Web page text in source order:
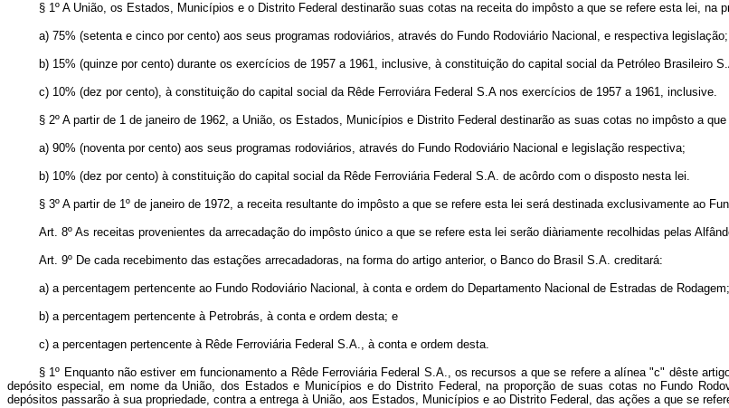
§ 1º A União, os Estados, Municípios e o Distrito Federal destinarão suas cotas na receita do impôsto a que se refere esta lei, na
a) 75% (setenta e cinco por cento) aos seus programas rodoviários, através do Fundo Rodoviário Nacional, e respectiva legislação;
b) 15% (quinze por cento) durante os exercícios de 1957 a 1961, inclusive, à constituição do capital social da Petróleo Brasileiro
c) 10% (dez por cento), à constituição do capital social da Rêde Ferroviára Federal S.A nos exercícios de 1957 a 1961, inclusive.
§ 2º A partir de 1 de janeiro de 1962, a União, os Estados, Municípios e Distrito Federal destinarão as suas cotas no impôsto a
a) 90% (noventa por cento) aos seus programas rodoviários, através do Fundo Rodoviário Nacional e legislação respectiva;
b) 10% (dez por cento) à constituição do capital social da Rêde Ferroviária Federal S.A. de acôrdo com o disposto nesta lei.
§ 3º A partir de 1º de janeiro de 1972, a receita resultante do impôsto a que se refere esta lei será destinada exclusivamente ao
Art. 8º As receitas provenientes da arrecadação do impôsto único a que se refere esta lei serão diàriamente recolhidas pelas
Art. 9º De cada recebimento das estações arrecadadoras, na forma do artigo anterior, o Banco do Brasil S.A. creditará:
a) a percentagem pertencente ao Fundo Rodoviário Nacional, à conta e ordem do Departamento Nacional de Estradas de Rodagem;
b) a percentagem pertencente à Petrobrás, à conta e ordem desta; e
c) a percentagen pertencente à Rêde Ferroviária Federal S.A., à conta e ordem desta.
§ 1º Enquanto não estiver em funcionamento a Rêde Ferroviária Federal S.A., os recursos a que se refere a alínea "c" dêste
depósito especial, em nome da União, dos Estados e Municípios e do Distrito Federal, na proporção de suas cotas no Fundo
depósitos passarão à sua propriedade, contra a entrega à União, aos Estados, Municípios e ao Distrito Federal, das ações a que se